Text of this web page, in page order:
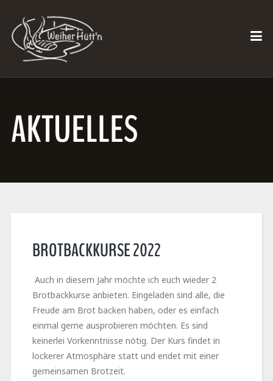
AKTUELLES
BROTBACKKURSE 2022
Auch in diesem Jahr möchte ich euch wieder 2
Brotbackkurse anbieten. Eingeladen sind alle, die
Freude am Brot backen haben, oder es einfach
einmal gerne ausprobieren möchten. Es sind
keinerlei Vorkenntnisse nötig. Der Kurs findet in
lockerer Atmosphäre statt und endet mit einer
gemeinsamen Brotzeit.